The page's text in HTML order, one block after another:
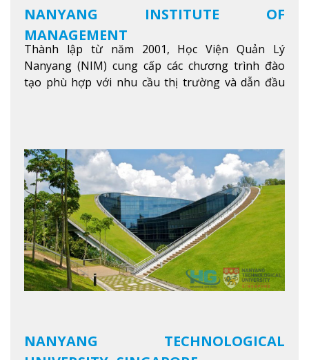
NANYANG INSTITUTE OF
MANAGEMENT
Thành lập từ năm 2001, Học Viện Quản Lý
Nanyang (NIM) cung cấp các chương trình đào
tạo phù hợp với nhu cầu thị trường và dẫn đầu
học tập và nghiên cứu chất lượng nhằm nâng cao
kỹ năng, kiến thức và năng lực của sinh viên và các
đối tác của trườngXem thêm
NANYANG TECHNOLOGICAL